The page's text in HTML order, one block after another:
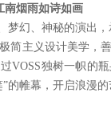
烟雨如诗如画
梦幻、神秘的演出
简主义设计美学，
VOSS独树一帜的
的帷幕，开启浪漫的